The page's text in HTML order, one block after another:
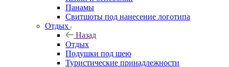
Панамы
Свитшоты под нанесение логотипа
Отдых
Назад
Отдых
Подушки под шею
Туристические принадлежности